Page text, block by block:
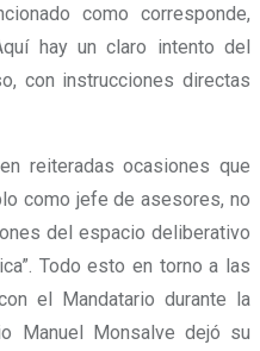
como corresponde,
hay un claro intento del
con instrucciones directas
reiteradas ocasiones que
como jefe de asesores, no
del espacio deliberativo
Todo esto en torno a las
el Mandatario durante la
Manuel Monsalve dejó su